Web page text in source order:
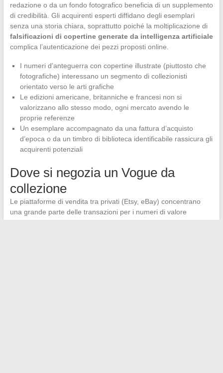
redazione o da un fondo fotografico beneficia di un supplemento
di credibilità. Gli acquirenti esperti diffidano degli esemplari
senza una storia chiara, soprattutto poiché la moltiplicazione di
falsificazioni di copertine generate da intelligenza artificiale
complica l’autenticazione dei pezzi proposti online.
I numeri d’anteguerra con copertine illustrate (piuttosto che
fotografiche) interessano un segmento di collezionisti
orientato verso le arti grafiche
Le edizioni americane, britanniche e francesi non si
valorizzano allo stesso modo, ogni mercato avendo le
proprie referenze
Un esemplare accompagnato da una fattura d’acquisto
d’epoca o da un timbro di biblioteca identificabile rassicura gli
acquirenti potenziali
Dove si negozia un Vogue da
collezione
Le piattaforme di vendita tra privati (Etsy, eBay) concentrano
una grande parte delle transazioni per i numeri di valore